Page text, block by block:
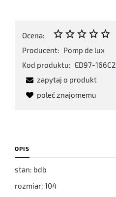
Ocena:
Producent: Pomp de lux
Kod produktu: ED97-166C2
zapytaj o produkt
poleć znajomemu
OPIS
stan: bdb
rozmiar: 104